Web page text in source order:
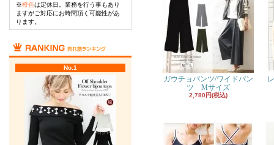
※橙色は定休日。業務を行う事もあり
ますがご対応にお時間頂く可能性があ
ります。
No.1
ガウチョパンツ/ワイドパン
ツ Mサイズ
2,780円(税込)